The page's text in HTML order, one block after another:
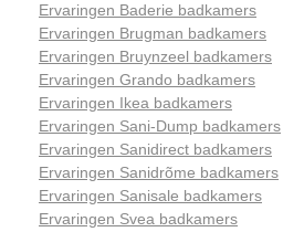
Ervaringen Baderie badkamers
Ervaringen Brugman badkamers
Ervaringen Bruynzeel badkamers
Ervaringen Grando badkamers
Ervaringen Ikea badkamers
Ervaringen Sani-Dump badkamers
Ervaringen Sanidirect badkamers
Ervaringen Sanidrõme badkamers
Ervaringen Sanisale badkamers
Ervaringen Svea badkamers